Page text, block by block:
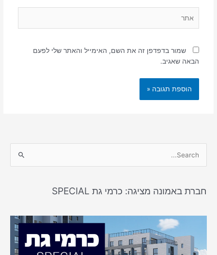
שמור בדפדפן זה את השם, האימייל והאתר שלי לפעם
הבאה שאגיב.
r
o
חברת באמונה מציגה: כרמי גת SPECIAL